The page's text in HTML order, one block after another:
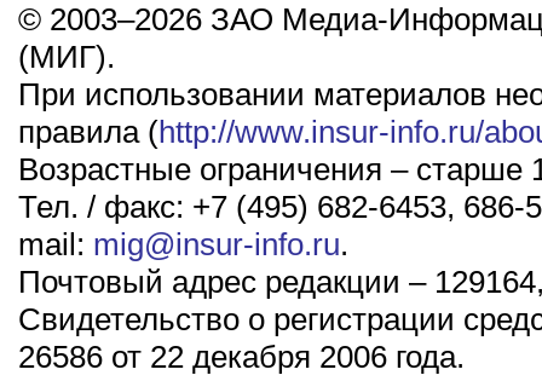
© 2003–2026 ЗАО Медиа-
(МИГ).
При использовании материалов
правила (http://www.insur-info.ru/
Возрастные ограничения – старше
Тел. / факс: +7 (495) 682-6453, 686-
mail: mig@insur-info.ru.
Почтовый адрес редакции –
Свидетельство о регистрации
26586 от 22 декабря 2006 года.